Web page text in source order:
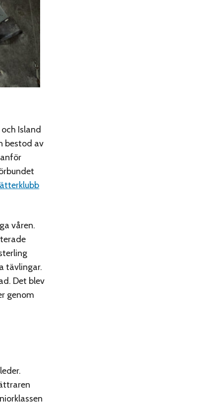
Island
bestod av
våren.
tävlingar.
Det blev
genom